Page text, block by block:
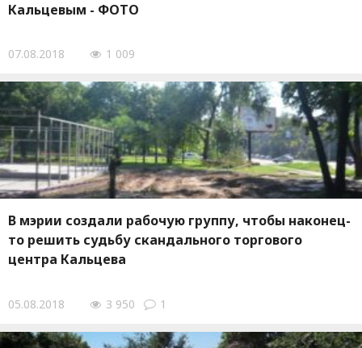
Кальцевым - ФОТО
07.08.2018 1 009
В мэрии создали рабочую группу, чтобы наконец-
то решить судьбу скандального торгового
центра Кальцева
05.08.2018 3 950 1